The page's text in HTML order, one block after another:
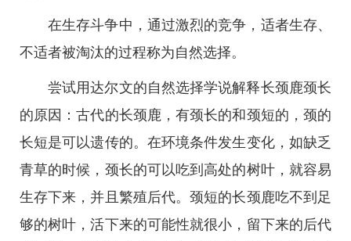
在生存斗争中，通过激烈的竞争，适者生存、
不适者被淘汰的过程称为自然选择。
尝试用达尔文的自然选择学说解释长颈鹿颈长
的原因：古代的长颈鹿，有颈长的和颈短的，颈的
长短是可以遗传的。在环境条件发生变化，如缺乏
青草的时候，颈长的可以吃到高处的树叶，就容易
生存下来，并且繁殖后代。颈短的长颈鹿吃不到足
够的树叶，活下来的可能性就很小，留下来的后代